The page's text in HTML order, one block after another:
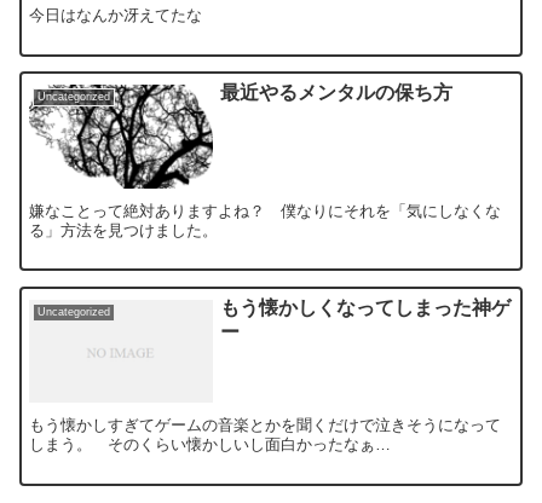
今日はなんか冴えてたな
Uncategorized 最近やるメンタルの保ち方
嫌なことって絶対ありますよね？ 僕なりにそれを「気にしなくな
る」方法を見つけました。
Uncategorized
もう懐かしくなってしまった神ゲ
ー
もう懐かしすぎてゲームの音楽とかを聞くだけで泣きそうになって
しまう。 そのくらい懐かしいし面白かったなぁ…